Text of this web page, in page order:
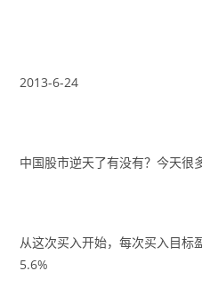
2013-6-24
中国股市逆天了有没有？今天很
从这次买入开始，每次买入目标
5.6%